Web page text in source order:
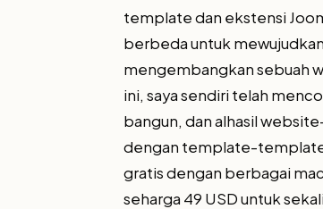
template dan ekstensi
berbeda untuk
mengembangkan sebuah
ini, saya sendiri telah
bangun, dan alhasil
dengan template-template
gratis dengan berbagai
seharga 49 USD untuk